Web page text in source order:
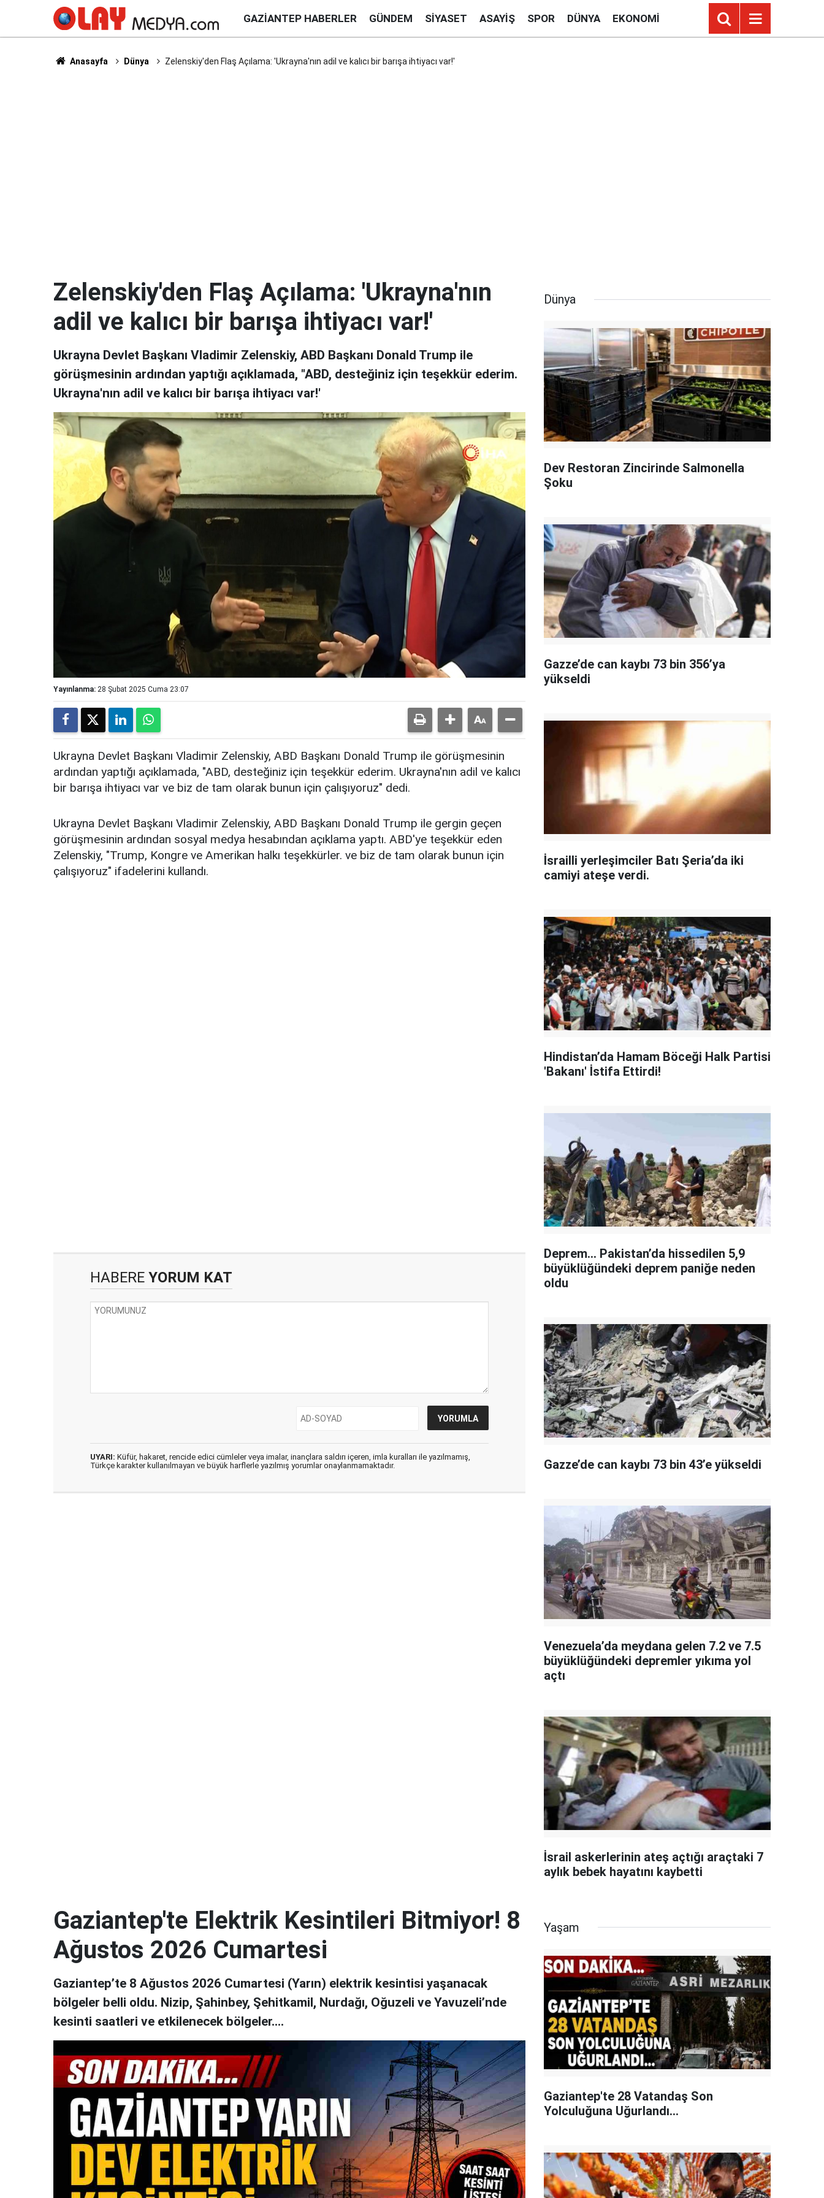
GAZIANTEP HABERLER GÜNDEM SIYASET ASAYIŞ SPOR DÜNYA EKONOMI
Anasayfa Dünya Zelenskiy'den Flaş Açılama: 'Ukrayna'nın adil ve kalıcı bir barışa ihtiyacı var!'
Zelenskiy'den Flaş Açılama: 'Ukrayna'nın
adil ve kalıcı bir barışa ihtiyacı var!'
Ukrayna Devlet Başkanı Vladimir Zelenskiy, ABD Başkanı Donald Trump ile
görüşmesinin ardından yaptığı açıklamada, "ABD, desteğiniz için teşekkür ederim.
Ukrayna'nın adil ve kalıcı bir barışa ihtiyacı var!'
Yayınlanma: 28 Şubat 2025 Cuma 23:07
Ukrayna Devlet Başkanı Vladimir Zelenskiy, ABD Başkanı Donald Trump ile görüşmesinin
ardından yaptığı açıklamada, "ABD, desteğiniz için teşekkür ederim. Ukrayna'nın adil ve kalıcı
bir barışa ihtiyacı var ve biz de tam olarak bunun için çalışıyoruz" dedi.
Ukrayna Devlet Başkanı Vladimir Zelenskiy, ABD Başkanı Donald Trump ile gergin geçen
görüşmesinin ardından sosyal medya hesabından açıklama yaptı. ABD'ye teşekkür eden
Zelenskiy, "Trump, Kongre ve Amerikan halkı teşekkürler. ve biz de tam olarak bunun için
çalışıyoruz" ifadelerini kullandı.
HABERE YORUM KAT
UYARI: Küfür, hakaret, rencide edici cümleler veya imalar, inançlara saldırı içeren, imla kuralları ile yazılmamış,
Türkçe karakter kullanılmayan ve büyük harflerle yazılmış yorumlar onaylanmamaktadır.
Dünya
Dev Restoran Zincirinde Salmonella
Şoku
Gazze’de can kaybı 73 bin 356’ya
yükseldi
İsrailli yerleşimciler Batı Şeria’da iki
camiyi ateşe verdi.
Hindistan’da Hamam Böceği Halk Partisi
'Bakanı' İstifa Ettirdi!
Deprem... Pakistan’da hissedilen 5,9
büyüklüğündeki deprem paniğe neden
oldu
Gazze’de can kaybı 73 bin 43’e yükseldi
Venezuela’da meydana gelen 7.2 ve 7.5
büyüklüğündeki depremler yıkıma yol
açtı
İsrail askerlerinin ateş açtığı araçtaki 7
aylık bebek hayatını kaybetti
Gaziantep'te Elektrik Kesintileri Bitmiyor! 8
Ağustos 2026 Cumartesi
Gaziantep’te 8 Ağustos 2026 Cumartesi (Yarın) elektrik kesintisi yaşanacak
bölgeler belli oldu. Nizip, Şahinbey, Şehitkamil, Nurdağı, Oğuzeli ve Yavuzeli’nde
kesinti saatleri ve etkilenecek bölgeler....
Yaşam
Gaziantep'te 28 Vatandaş Son
Yolculuğuna Uğurlandı...